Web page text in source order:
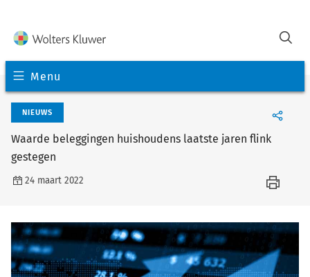
Menu
NIEUWS
Waarde beleggingen huishoudens laatste jaren flink
gestegen
24 maart 2022